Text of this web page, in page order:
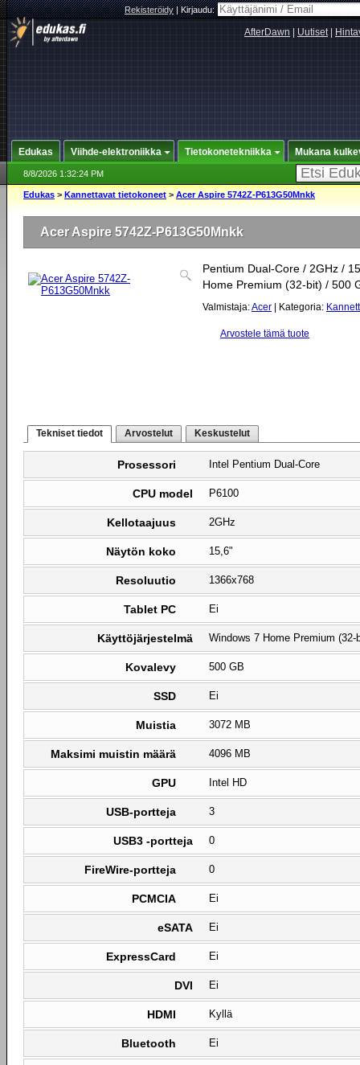
Rekisteröidy|Kirjaudu:
AfterDawn Uutiset|
Edukas Viihde-elektroniikka Tietokonetekniikka Mukana
8/8/2026 1:32:24 PM
Edukas > Kannettavat tietokoneet > Acer Aspire 5742Z-P613G50Mnkk
Acer Aspire 5742Z-P613G50Mnkk
Pentium Dual-Core / 2GHz /
Home Premium (32-bit) / 500
Valmistaja:Acer | Kategoria:
Arvostele tämä tuote
Tekniset tiedot Arvostelut Keskustelut
Prosessori Intel Pentium Dual-Core
CPU model P6100
Kellotaajuus 2GHz
Näytön koko 15,6"
Resoluutio 1366x768
Tablet PC Ei
Käyttöjärjestelmä Windows 7 Home Premium (32-
Kovalevy 500 GB
SSD Ei
Muistia 3072 MB
Maksimi muistin määrä 4096 MB
GPU Intel HD
USB-portteja 3
USB3 -portteja 0
FireWire-portteja 0
PCMCIA Ei
eSATA Ei
ExpressCard Ei
DVI Ei
HDMI Kyllä
Bluetooth Ei